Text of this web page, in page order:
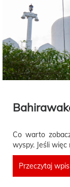
Co warto
wyspy. Jeśli
Przeczytaj wpis